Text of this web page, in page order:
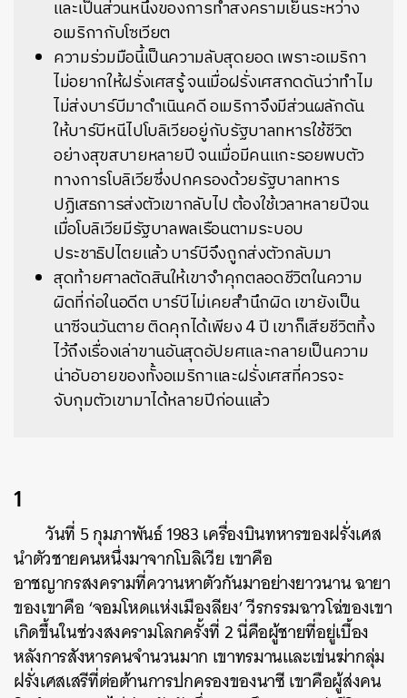
และเป็นส่วนหนึ่งของการทำสงครามเย็นระหว่าง
อเมริกากับโซเวียต
ความร่วมมือนี้เป็นความลับสุดยอด เพราะอเมริกา
ไม่อยากให้ฝรั่งเศสรู้ จนเมื่อฝรั่งเศสกดดันว่าทำไม
ไม่ส่งบาร์บีมาดำเนินคดี อเมริกาจึงมีส่วนผลักดัน
ให้บาร์บีหนีไปโบลิเวียอยู่กับรัฐบาลทหารใช้ชีวิต
อย่างสุขสบายหลายปี จนเมื่อมีคนแกะรอยพบตัว
ทางการโบลิเวียซึ่งปกครองด้วยรัฐบาลทหาร
ปฏิเสธการส่งตัวเขากลับไป ต้องใช้เวลาหลายปีจน
เมื่อโบลิเวียมีรัฐบาลพลเรือนตามระบอบ
ประชาธิปไตยแล้ว บาร์บีจึงถูกส่งตัวกลับมา
สุดท้ายศาลตัดสินให้เขาจำคุกตลอดชีวิตในความ
ผิดที่ก่อในอดีต บาร์บีไม่เคยสำนึกผิด เขายังเป็น
นาซีจนวันตาย ติดคุกได้เพียง 4 ปี เขาก็เสียชีวิตทิ้ง
ไว้ถึงเรื่องเล่าขานอันสุดอัปยศและกลายเป็นความ
น่าอับอายของทั้งอเมริกาและฝรั่งเศสที่ควรจะ
จับกุมตัวเขามาได้หลายปีก่อนแล้ว
1
วันที่ 5 กุมภาพันธ์ 1983 เครื่องบินทหารของฝรั่งเศส
นำตัวชายคนหนึ่งมาจากโบลิเวีย เขาคือ
อาชญากรสงครามที่ควานหาตัวกันมาอย่างยาวนาน ฉายา
ของเขาคือ ‘จอมโหดแห่งเมืองลียง’ วีรกรรมฉาวโฉ่ของเขา
เกิดขึ้นในช่วงสงครามโลกครั้งที่ 2 นี่คือผู้ชายที่อยู่เบื้อง
หลังการสังหารคนจำนวนมาก เขาทรมานและเข่นฆ่ากลุ่ม
ฝรั่งเศสเสรีที่ต่อต้านการปกครองของนาซี เขาคือผู้ส่งคน